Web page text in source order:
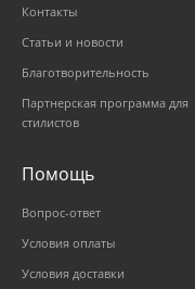
Контакты
Статьи и новости
Благотворительность
Партнерская программа для
стилистов
Помощь
Вопрос-ответ
Условия оплаты
Условия доставки